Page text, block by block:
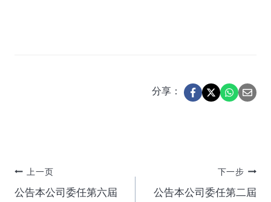
分享：
文上一页
公告本公司委任第六屆
下一步
公告本公司委任第二屆